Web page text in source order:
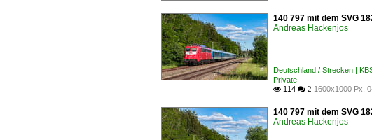
140 797 mit dem SVG
Andreas Hackenjos
Deutschland / Strecken |
Private
 114  2 1600x1000 Px,
140 797 mit dem SVG
Andreas Hackenjos